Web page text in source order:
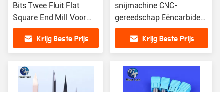
Bits Twee Fluit Flat
Square End Mill Voor
Hout MDF Hard Hout
Krijg Beste Prijs
snijmachine CNC-
gereedschap Eéncarbide
eindmolen
Krijg Beste Prijs